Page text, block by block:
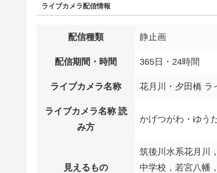
ライブカメラ配信情報
配信種類 静止画
配信期間・時間 365日・24時間
ライブカメラ名称 花月川・夕田橋 ラ
ライブカメラ名称 読
み方
かげつがわ・ゆう
見えるもの
筑後川水系花月川
中学校，若宮八幡